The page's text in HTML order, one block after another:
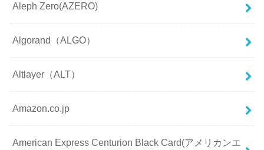
Aleph Zero(AZERO)
Algorand（ALGO）
Altlayer（ALT）
Amazon.co.jp
American Express Centurion Black Card(アメリカンエ